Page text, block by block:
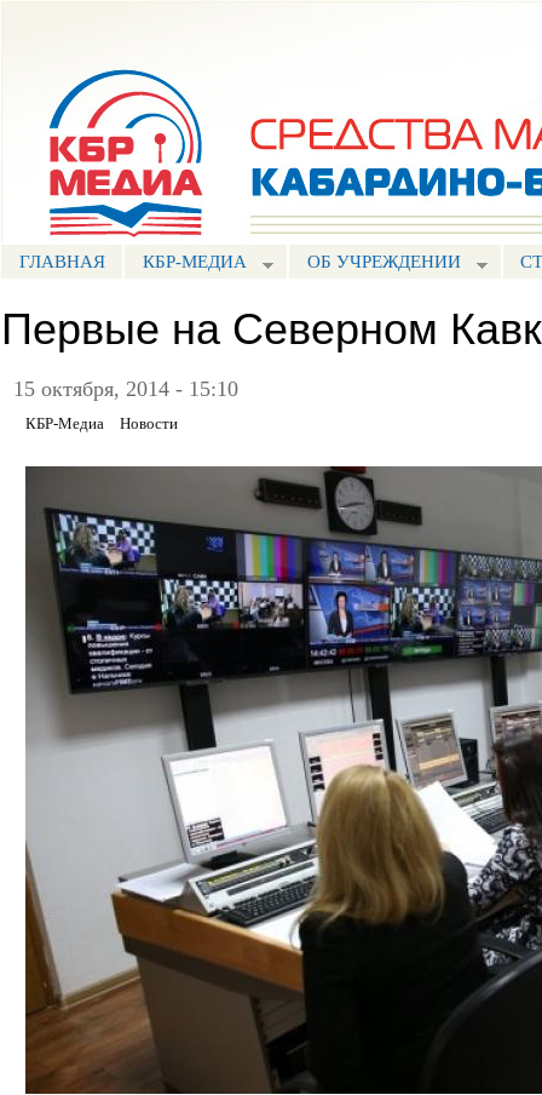
ГЛАВНАЯ КБР-МЕДИА ОБ УЧРЕЖДЕНИИ
Первые на Северном
15 октября, 2014 - 15:10
КБР-Медиа Новости